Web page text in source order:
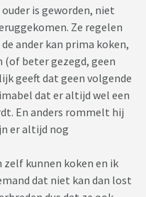
is geworden, niet
Ze regelen
ander kan prima koken,
beter gezegd, geen
geeft dat geen volgende
dat er altijd wel een
En anders rommelt hij
er altijd nog
zelf kunnen koken en ik
dat niet kan dan lost